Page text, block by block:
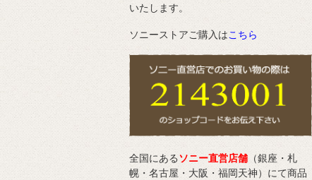
いたします。
ソニーストアご購入はこちら
全国にあるソニー直営店舗 （銀座・札
幌・名古屋・大阪・福岡天神）にて商品